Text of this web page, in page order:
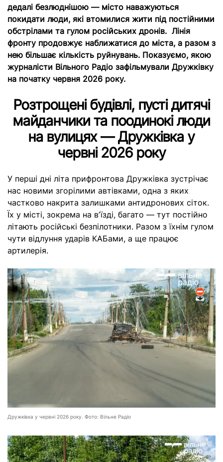
дедалі безлюднішою — місто наважуються
покидати люди, які втомилися жити під постійними
обстрілами та гулом російських дронів. Лінія
фронту продовжує наближатися до міста, а разом з
нею більшає кількість руйнувань. Показуємо, якою
журналісти Вільного Радіо зафільмували Дружківку
на початку червня 2026 року.
Розтрощені будівлі, пусті дитячі
майданчики та поодинокі люди
на вулицях — Дружківка у
червні 2026 року
У перші дні літа прифронтова Дружківка зустрічає
нас новими згорілими автівками, одна з яких
частково накрита залишками антидронових сіток.
Їх у місті, зокрема на вʼїзді, багато — тут постійно
літають російські безпілотники. Разом з їхнім гулом
чути відлуння ударів КАБами, а ще працює
артилерія.
Дружківка у червні 2026 року. Фото: Вільне Радіо